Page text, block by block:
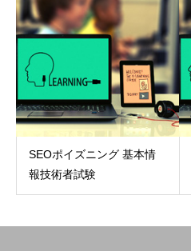
SEOポイズニング 基本情
報技術者試験